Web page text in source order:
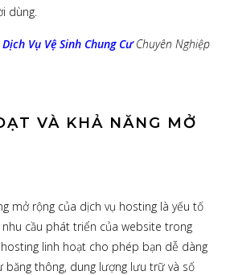
dùng.
Dịch Vụ Vệ Sinh Chung CưChuyên Nghiệp
VÀ KHẢ NĂNG MỞ
mở rộng của dịch vụ hosting là yếu tố
cầu phát triển của website trong
linh hoạt cho phép bạn dễ dàng
băng thông, dung lượng lưu trữ và số